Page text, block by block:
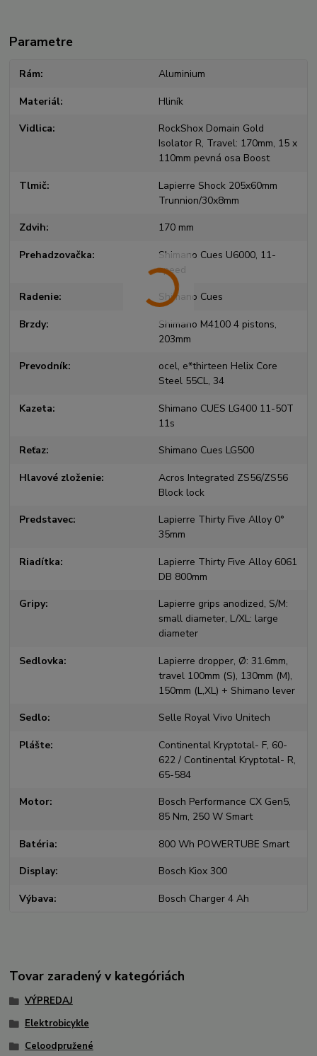
Parametre
Rám Aluminium
Materiál Hliník
Vidlica
RockShox Domain Gold
Isolator R, Travel: 170mm, 15 x
110mm pevná osa Boost
Tlmič
Lapierre Shock 205x60mm
Trunnion/30x8mm
Zdvih 170 mm
Prehadzovačka
Shimano Cues U6000, 11-
speed
Radenie Shimano Cues
Brzdy
Shimano M4100 4 pistons,
203mm
Prevodník
ocel, e*thirteen Helix Core
Steel 55CL, 34
Kazeta
Shimano CUES LG400 11-50T
11s
Reťaz Shimano Cues LG500
Hlavové zloženie
Acros Integrated ZS56/ZS56
Block lock
Predstavec
Lapierre Thirty Five Alloy 0°
35mm
Riadítka
Lapierre Thirty Five Alloy 6061
DB 800mm
Gripy
Lapierre grips anodized, S/M:
small diameter, L/XL: large
diameter
Sedlovka
Lapierre dropper, Ø: 31.6mm,
travel 100mm (S), 130mm (M),
150mm (L,XL) + Shimano lever
Sedlo Selle Royal Vivo Unitech
Plášte
Continental Kryptotal- F, 60-
622 / Continental Kryptotal- R,
65-584
Motor
Bosch Performance CX Gen5,
85 Nm, 250 W Smart
Batéria 800 Wh POWERTUBE Smart
Display Bosch Kiox 300
Výbava Bosch Charger 4 Ah
Tovar zaradený v kategóriách
VÝPREDAJ
Elektrobicykle
Celoodpružené